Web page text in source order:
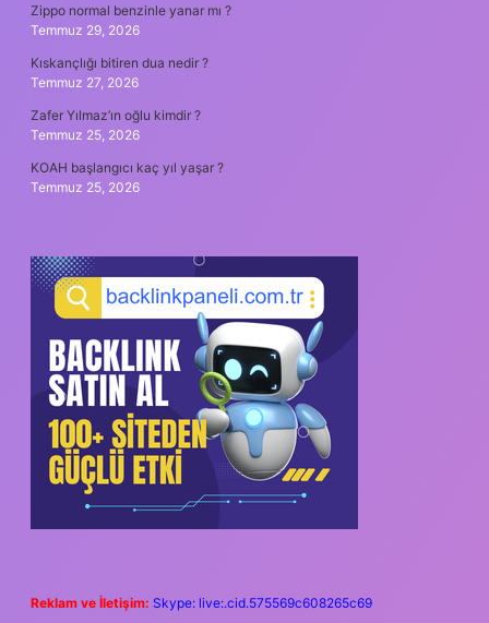
Zippo normal benzinle yanar mı ?
Temmuz 29, 2026
Kıskançlığı bitiren dua nedir ?
Temmuz 27, 2026
Zafer Yılmaz’ın oğlu kimdir ?
Temmuz 25, 2026
KOAH başlangıcı kaç yıl yaşar ?
Temmuz 25, 2026
Reklam ve İletişim: Skype: live:.cid.575569c608265c69